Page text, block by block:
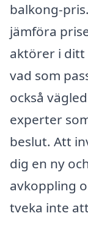
balkong-
jämföra
aktörer i ditt
vad som
också
experter
beslut. Att
dig en ny
avkoppling
tveka inte